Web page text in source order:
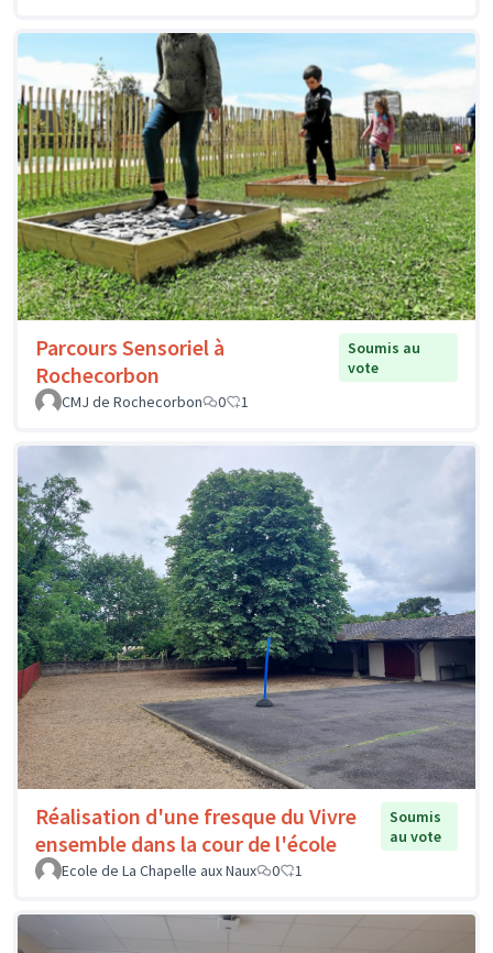
Parcours Sensoriel à
Rochecorbon
Soumis au
vote
CMJ de Rochecorbon
0 1
Réalisation d'une fresque du Vivre
ensemble dans la cour de l'école
Soumis
au vote
Ecole de La Chapelle aux Naux
0 1